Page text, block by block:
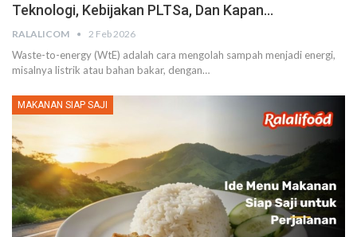
Teknologi, Kebijakan PLTSa, Dan Kapan…
RALALICOM 2 Feb 2026
Waste-to-energy (WtE) adalah cara mengolah sampah menjadi energi,
misalnya listrik atau bahan bakar, dengan…
MAKANAN SIAP SAJI